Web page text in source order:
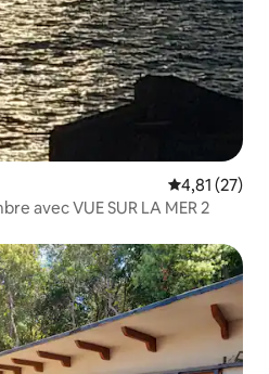
Évaluation
4,81 (27)
avec VUE SUR LA MER 2